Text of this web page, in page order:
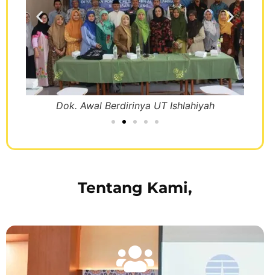
Dok. Awal Berdirinya UT Ishlahiyah
Tentang Kami,